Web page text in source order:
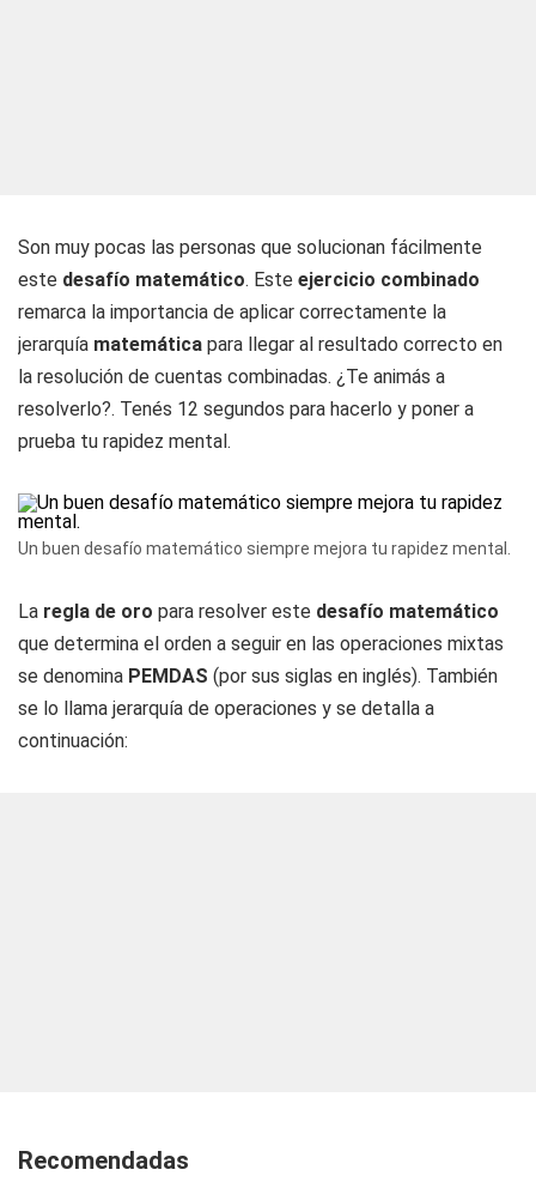
Son muy pocas las personas que solucionan fácilmente
este desafío matemático. Este ejercicio combinado
remarca la importancia de aplicar correctamente la
jerarquía matemática para llegar al resultado correcto en
la resolución de cuentas combinadas. ¿Te animás a
resolverlo?. Tenés 12 segundos para hacerlo y poner a
prueba tu rapidez mental.
Un buen desafío matemático siempre mejora tu rapidez mental.
La regla de oro para resolver este desafío matemático
que determina el orden a seguir en las operaciones mixtas
se denomina PEMDAS (por sus siglas en inglés). También
se lo llama jerarquía de operaciones y se detalla a
continuación:
Recomendadas